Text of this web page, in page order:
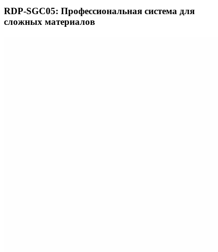
RDP-SGC05: Профессиональная система для
сложных материалов